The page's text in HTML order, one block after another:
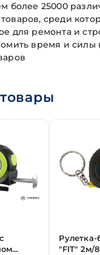
более 25000
среди
для ремонта и
время и силы
Рулетка-
"FIT" 2м/